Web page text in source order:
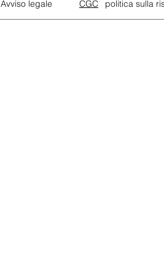
Avviso legale CGC politica sulla